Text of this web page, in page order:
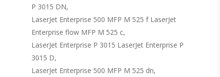
P 3015 DN,
LaserJet Enterprise 500 MFP M 525 f LaserJet
Enterprise flow MFP M 525 c,
LaserJet Enterprise P 3015 LaserJet Enterprise P
3015 D,
LaserJet Enterprise 500 MFP M 525 dn,